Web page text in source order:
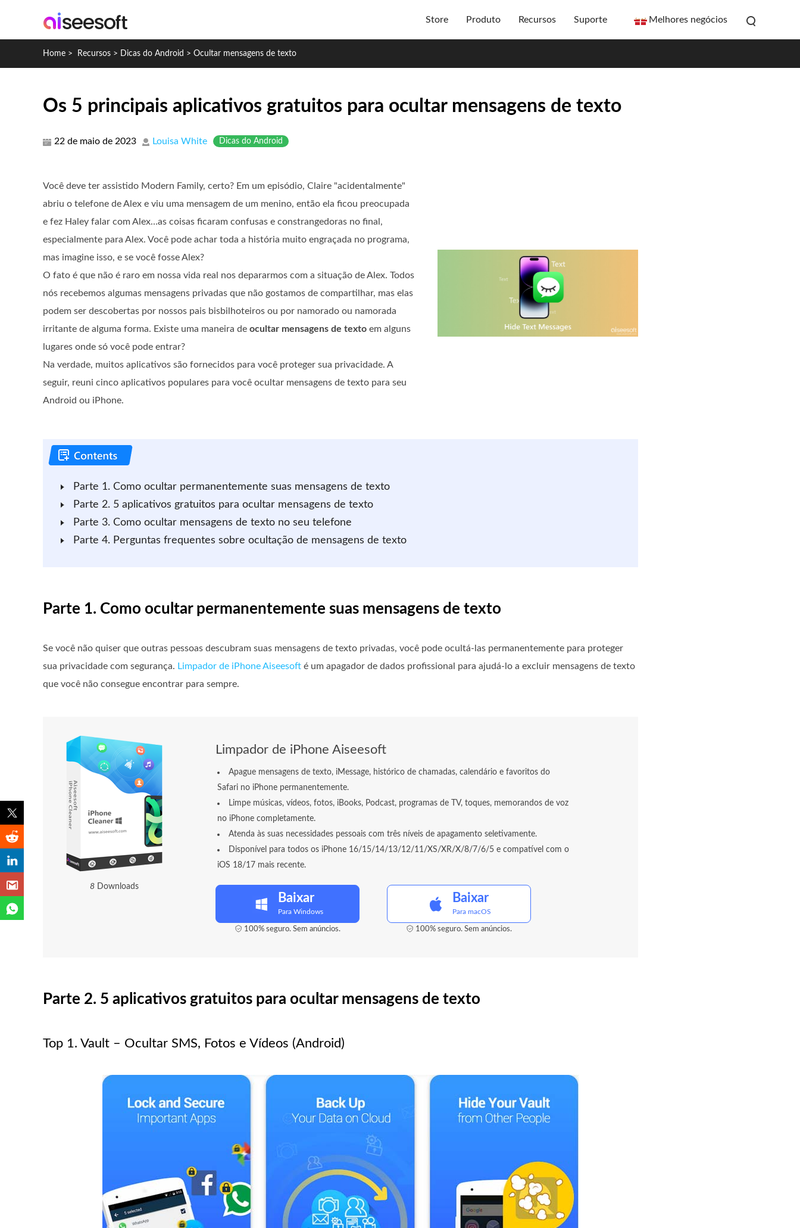
Store Produto Recursos Suporte Melhores negócios
Home > Recursos > Dicas do Android > Ocultar mensagens de texto
Os 5 principais aplicativos gratuitos para ocultar mensagens de texto
22 de maio de 2023 Louisa White Dicas do Android
Você deve ter assistido Modern Family, certo? Em um episódio, Claire "acidentalmente"
abriu o telefone de Alex e viu uma mensagem de um menino, então ela ficou preocupada
e fez Haley falar com Alex…as coisas ficaram confusas e constrangedoras no final,
especialmente para Alex. Você pode achar toda a história muito engraçada no programa,
mas imagine isso, e se você fosse Alex?
O fato é que não é raro em nossa vida real nos depararmos com a situação de Alex. Todos
nós recebemos algumas mensagens privadas que não gostamos de compartilhar, mas elas
podem ser descobertas por nossos pais bisbilhoteiros ou por namorado ou namorada
irritante de alguma forma. Existe uma maneira de ocultar mensagens de texto em alguns
lugares onde só você pode entrar?
Na verdade, muitos aplicativos são fornecidos para você proteger sua privacidade. A
seguir, reuni cinco aplicativos populares para você ocultar mensagens de texto para seu
Android ou iPhone.
Parte 1. Como ocultar permanentemente suas mensagens de texto
Parte 2. 5 aplicativos gratuitos para ocultar mensagens de texto
Parte 3. Como ocultar mensagens de texto no seu telefone
Parte 4. Perguntas frequentes sobre ocultação de mensagens de texto
Parte 1. Como ocultar permanentemente suas mensagens de texto
Se você não quiser que outras pessoas descubram suas mensagens de texto privadas, você pode ocultá-las permanentemente para proteger
sua privacidade com segurança. Limpador de iPhone Aiseesoft é um apagador de dados profissional para ajudá-lo a excluir mensagens de texto
que você não consegue encontrar para sempre.
9 Downloads
Limpador de iPhone Aiseesoft
Apague mensagens de texto, iMessage, histórico de chamadas, calendário e favoritos do
Safari no iPhone permanentemente.
Limpe músicas, vídeos, fotos, iBooks, Podcast, programas de TV, toques, memorandos de voz
no iPhone completamente.
Atenda às suas necessidades pessoais com três níveis de apagamento seletivamente.
Disponível para todos os iPhone 16/15/14/13/12/11/XS/XR/X/8/7/6/5 e compatível com o
iOS 18/17 mais recente.
Baixar
Para Windows
100% seguro. Sem anúncios.
Baixar
Para macOS
100% seguro. Sem anúncios.
Parte 2. 5 aplicativos gratuitos para ocultar mensagens de texto
Top 1. Vault – Ocultar SMS, Fotos e Vídeos (Android)